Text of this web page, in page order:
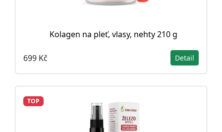
Kolagen na pleť, vlasy, nehty 210 g
699 Kč Detail
TOP